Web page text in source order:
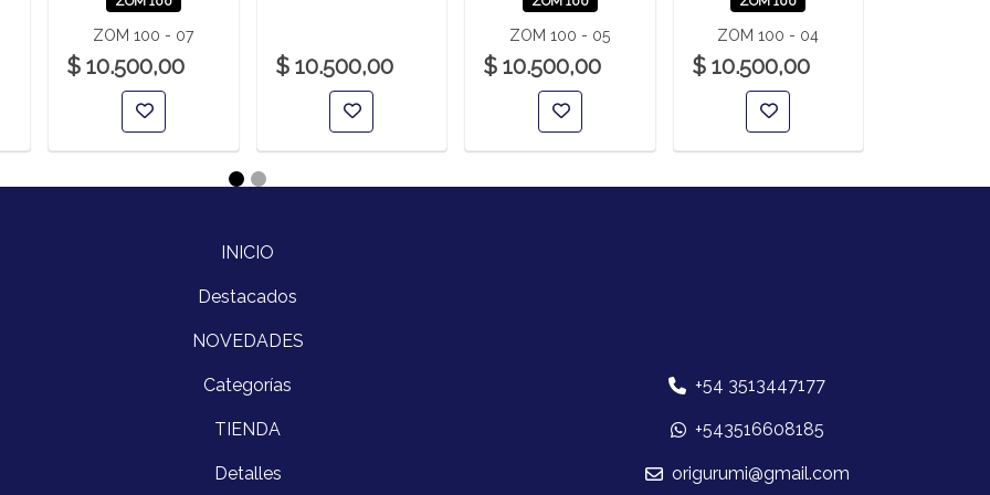
ZOM 100 - 07
$ 10.500,00 $ 10.500,00
ZOM 100 - 05
$ 10.500,00
ZOM 100 - 04
$ 10.500,00
INICIO
Destacados
NOVEDADES
Categorías
TIENDA
Detalles
+54 3513447177
+543516608185
origurumi@gmail.com